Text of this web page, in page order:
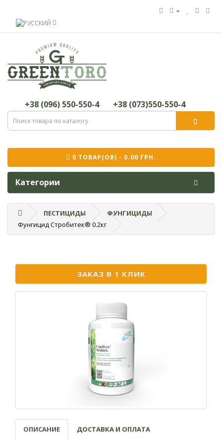
+38 (096) 550-550-4 +38 (073)550-550-4
0 ТОВАР(ОВ) - 0.00 ГРН.
Категории
ПЕСТИЦИДЫ
ФУНГИЦИДЫ
Фунгицид Стробитек® 0.2кг
ЗАКАЗ В 1 КЛИК
ОПИСАНИЕ ДОСТАВКА И ОПЛАТА